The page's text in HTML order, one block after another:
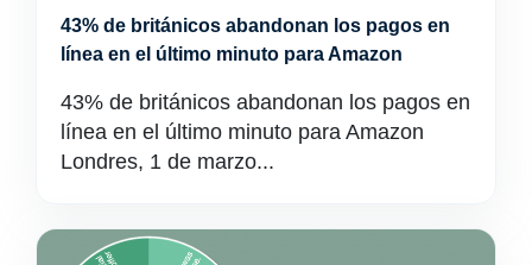
43% de británicos abandonan los pagos en
línea en el último minuto para Amazon
43% de británicos abandonan los pagos en
línea en el último minuto para Amazon
Londres, 1 de marzo...